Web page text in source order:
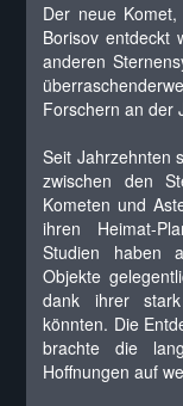
Der neue
Borisov entdeckt
anderen
Forschern an der
Seit Jahrzehnten
zwischen den
Kometen und
ihren Heimat-
Studien haben
Objekte
dank ihrer
könnten. Die
brachte die
Hoffnungen auf